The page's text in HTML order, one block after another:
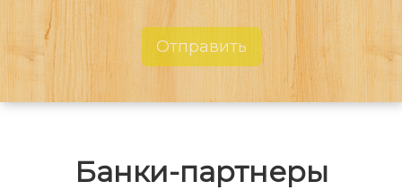
Отправить
Банки-партнеры